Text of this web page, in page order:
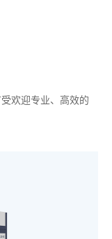
欢迎专业、高效的